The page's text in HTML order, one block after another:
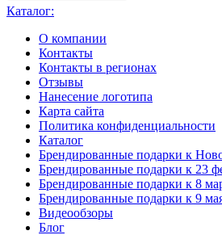
Каталог:
О компании
Контакты
Контакты в регионах
Отзывы
Нанесение логотипа
Карта сайта
Политика конфиденциальности
Каталог
Брендированные подарки к
Брендированные подарки к 23
Брендированные подарки к 8
Брендированные подарки к 9
Видеообзоры
Блог